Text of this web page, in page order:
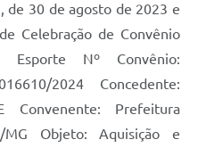
de 30 de agosto de 2023 e
Celebração de Convênio
Nº Convênio:
2024 Concedente:
Convenente: Prefeitura
Objeto: Aquisição e